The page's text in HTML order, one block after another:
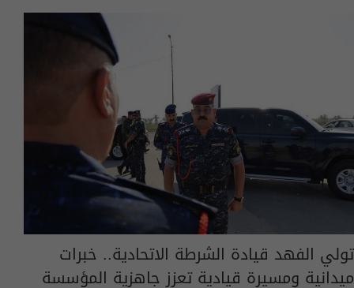
تولي الفهد قيادة الشرطة الاتحادية.. خبرات
ميدانية ومسيرة قيادية تعزز جاهزية المؤسسة